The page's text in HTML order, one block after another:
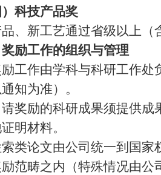
技产品奖
新工艺通过省级以上（
工作的组织与管理
工作由学科与科研工作处
知为准）。
奖励的科研成果须提供
明材料。
类论文由公司统一到国家
范畴之内（特殊情况由公